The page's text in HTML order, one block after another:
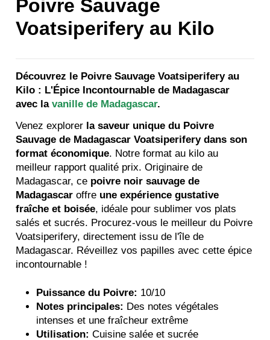
Poivre Sauvage
Voatsiperifery au Kilo
Découvrez le Poivre Sauvage Voatsiperifery au
Kilo : L'Épice Incontournable de Madagascar
avec lavanille de Madagascar.
Venez explorer la saveur unique du Poivre
Sauvage de Madagascar Voatsiperifery dans son
format économique. Notre format au kilo au
meilleur rapport qualité prix. Originaire de
Madagascar, ce poivre noir sauvage de
Madagascar offre une expérience gustative
fraîche et boisée, idéale pour sublimer vos plats
salés et sucrés. Procurez-vous le meilleur du Poivre
Voatsiperifery, directement issu de l'île de
Madagascar. Réveillez vos papilles avec cette épice
incontournable !
Puissance du Poivre: 10/10
Notes principales: Des notes végétales
intenses et une fraîcheur extrême
Utilisation: Cuisine salée et sucrée